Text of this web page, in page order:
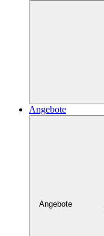
Angebote
Angebote